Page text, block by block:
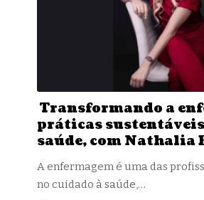
Transformando a
práticas
saúde, com Nathalia
A enfermagem é uma das
no cuidado à saúde,…